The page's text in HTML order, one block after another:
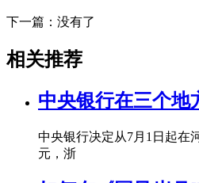
下一篇：没有了
相关推荐
中央银行在三个地
中央银行决定从7月1日起在
元，浙